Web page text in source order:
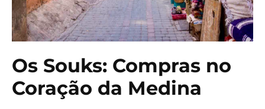
Os Souks: Compras no
Coração da Medina